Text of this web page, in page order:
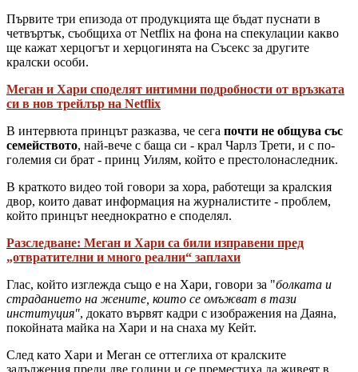
Първите три епизода от продукцията ще бъдат пуснати в
четвъртък, съобщиха от Netflix на фона на спекулации какво
ще кажат херцогът и херцогинята на Съсекс за другите
кралски особи.
Меган и Хари споделят интимни подробности от връзката
си в нов трейлър на Netflix
В интервюта принцът разказва, че сега почти не общува със
семейството, най-вече с баща си - крал Чарлз Трети, и с по-
големия си брат - принц Уилям, който е престолонаследник.
В краткото видео той говори за хора, работещи за кралския
двор, които дават информация на журналистите - проблем,
който принцът нееднократно е споделял.
Разследване: Меган и Хари са били изправени пред
„отвратителни и много реални“ заплахи
Глас, който изглежда също е на Хари, говори за "болката и
страданието на жените, които се омъжват в тази
институция", докато вървят кадри с изображения на Даяна,
покойната майка на Хари и на снаха му Кейт.
След като Хари и Меган се оттеглиха от кралските
задължения преди две години и се преместиха да живеят в